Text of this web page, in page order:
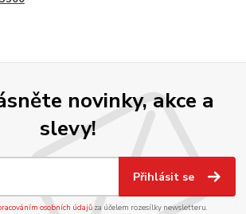
novinky, akce a
slevy!
Přihlásit se
osobních údajůza účelem rozesílky newsletteru.